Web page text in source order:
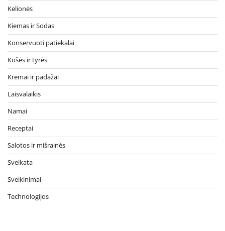
Kelionės
Kiemas ir Sodas
Konservuoti patiekalai
Košės ir tyrės
Kremai ir padažai
Laisvalaikis
Namai
Receptai
Salotos ir mišrainės
Sveikata
Sveikinimai
Technologijos